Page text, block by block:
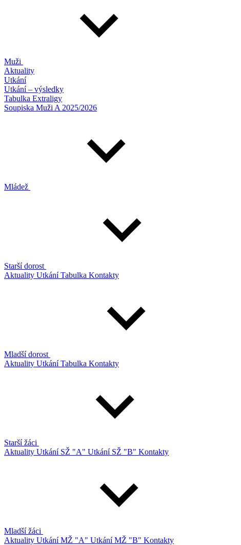
Muži
Aktuality
Utkání
Utkání – výsledky
Tabulka Extraligy
Soupiska Muži A 2025/2026
Mládež
Starší dorost
Aktuality UtkáníTabulka Kontakty
Mladší dorost
Aktuality UtkáníTabulka Kontakty
Starší žáci
Aktuality Utkání SŽ "A" Utkání SŽ "B" Kontakty
Mladší žáci
Aktuality Utkání MŽ "A" Utkání MŽ "B" Kontakty